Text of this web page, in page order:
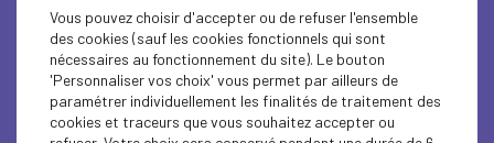
son engagement en faveur d’une gouvernance plus
inclusive et d’un environnement professionnel où les
compétences, l’engagement et la vision priment sur les
stéréotypes.
Ce projet s’inscrit dans une démarche plus large visant à
Vous pouvez choisir d'accepter ou de refuser l'ensemble
des cookies (sauf les cookies fonctionnels qui sont
nécessaires au fonctionnement du site). Le bouton
'Personnaliser vos choix' vous permet par ailleurs de
paramétrer individuellement les finalités de traitement des
cookies et traceurs que vous souhaitez accepter ou